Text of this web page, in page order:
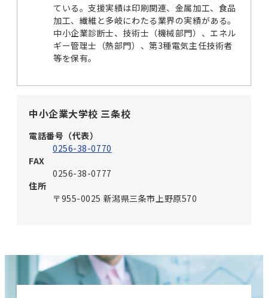
ている。支援実績は印刷関連、金属加工、食品
加工、繊維と多岐にわたる業界の実績がある。
中小企業診断士、技術士（機械部門）、エネル
ギー管理士（熱部門）、第3種電気主任技術者
等を保有。
中小企業大学校 三条校
電話番号（代表）
0256-38-0770
FAX
0256-38-0777
住所
〒955-0025 新潟県三条市上野原570